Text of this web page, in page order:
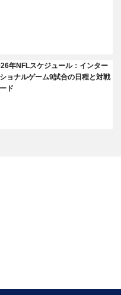
年NFLスケジュール：インター
ョナルゲーム9試合の日程と対戦
ド